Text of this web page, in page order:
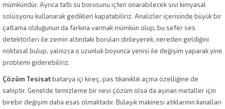
mümkündür. Ayrıca tatlı su borusunu içten onarabilecek sıvı kimyasal
solüsyonu kullanarak gedikleri kapatabiliriz. Analizler içerisinde büyük bir
çatlama olduğunun da farkına varmak mümkün olup, bu sefer ses
detektörleri ile zemin altındaki boruları dinleyerek, nereden geldiğini
noktasal bulup, yalnızca o uzunluk boyunca yenisi ile değişim yaparak yine
problemi giderebiliriz.
Çözüm Tesisatbatarya içi kireç, pas tıkanıklık açma özelliğine de
sahiptir. Genelde temizleme bir nevi çözüm olsa da aşınan metaller için
birebir değişim daha esas olmaktadır. Bulaşık makinesi atıklarının kanalları